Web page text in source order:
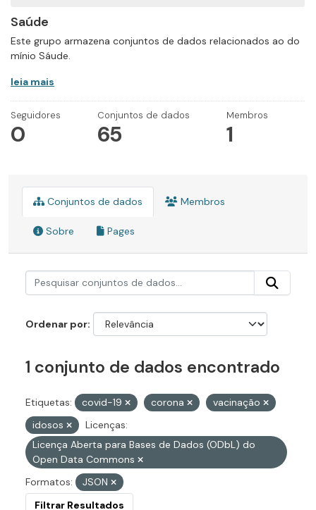
Saúde
Este grupo armazena conjuntos de dados relacionados ao do
mínio Sáude.
leia mais
Seguidores
0
Conjuntos de dados
65
Membros
1
Conjuntos de dados Membros
Sobre Pages
Ordenar por
1 conjunto de dados encontrado
Etiquetas: covid-19 corona
vacinação
idosos
Licenças:
Licença Aberta para Bases de Dados (ODbL) do
Open Data Commons
Formatos:
JSON
Filtrar Resultados